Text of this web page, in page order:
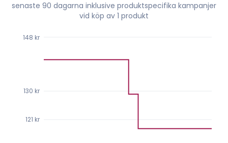
senaste 90 dagarna inklusive produktspecifika kampanjer
vid köp av 1 produkt
121 kr
130 kr
148 kr